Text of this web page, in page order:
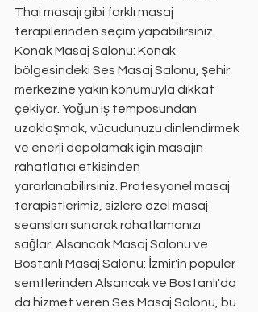
Thai masajı gibi farklı masaj
terapilerinden seçim yapabilirsiniz.
Konak Masaj Salonu: Konak
bölgesindeki Ses Masaj Salonu, şehir
merkezine yakın konumuyla dikkat
çekiyor. Yoğun iş temposundan
uzaklaşmak, vücudunuzu dinlendirmek
ve enerji depolamak için masajın
rahatlatıcı etkisinden
yararlanabilirsiniz. Profesyonel masaj
terapistlerimiz, sizlere özel masaj
seansları sunarak rahatlamanızı
sağlar. Alsancak Masaj Salonu ve
Bostanlı Masaj Salonu: İzmir'in popüler
semtlerinden Alsancak ve Bostanlı'da
da hizmet veren Ses Masaj Salonu, bu